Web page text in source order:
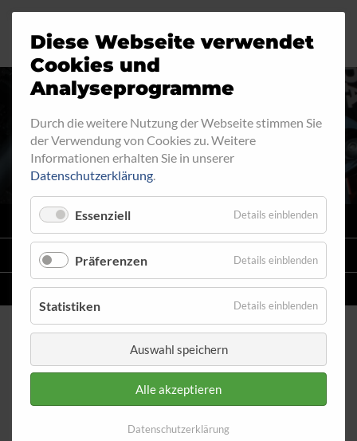
RINGFITTING 034
VARIO
STAHLFLEX -LEITUNGSKITS FÜR MOTORRÄDER
EINZELLEITUNGENNACH MASS
Ringfitting 034 Ø 10,2
Diese Webseite verwendet
Cookies und
Analyseprogramme
Durch die weitere Nutzung der Webseite stimmen Sie
der Verwendung von Cookies zu. Weitere
Informationen erhalten Sie in unserer
Datenschutzerklärung.
Essenziell Details einblenden
Präferenzen Details einblenden
Statistiken Details einblenden
Auswahl speichern
Alle akzeptieren
Datenschutzerklärung
Motorrad
Industrie
Automobil
Fahrrad
Ringfitting
Aussengewinde
Innengewinde
Hohlschrauben
Verteiler
Katalog
Jobs